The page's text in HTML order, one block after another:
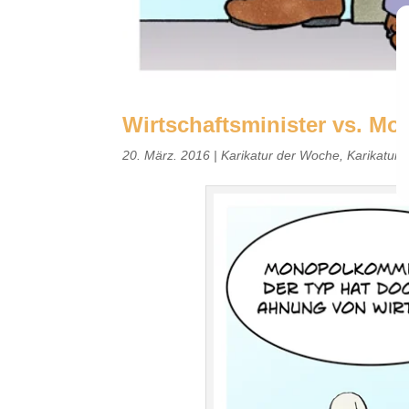
Wirtschaftsminister vs.
20. März. 2016 |Karikatur der Woche ,